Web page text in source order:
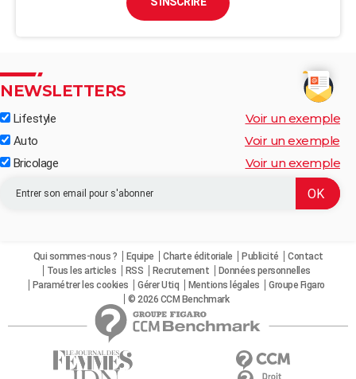
NEWSLETTERS
Lifestyle Voir un exemple
Auto Voir un exemple
Bricolage Voir un exemple
Qui sommes-nous ? Equipe Charte éditoriale Publicité
Contact
Tous les articles
RSS Recrutement
Données personnelles
Paramétrer les cookies
Gérer Utiq Mentions légales
Groupe Figaro
© 2026 CCM Benchmark